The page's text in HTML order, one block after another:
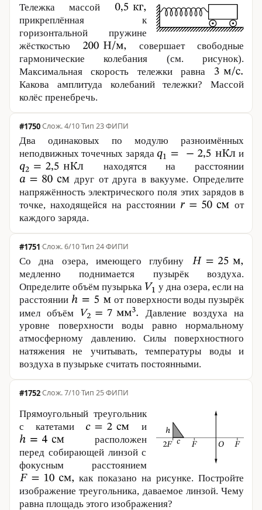
Тележка массой
прикреплённая к
горизонтальной пружине
жёсткостью
совершает свободные
гармонические колебания (см. рисунок).
Максимальная скорость тележки равна
Какова амплитуда колебаний тележки? Массой
колёс пренебречь.
#1750· 4/10·Тип 23·ФИПИ
Два одинаковых по модулю разноимённых
неподвижных точечных заряда
и
находятся на расстоянии
друг от друга в вакууме. Определите
напряжённость электрического поля этих зарядов в
точке, находящейся на расстоянии
от
каждого заряда.
#1751· 6/10·Тип 24·ФИПИ
Со дна озера, имеющего глубину
медленно поднимается пузырёк воздуха.
Определите объём пузырька
у дна озера, если на
расстоянии
от поверхности воды пузырёк
имел объём
Давление воздуха на
уровне поверхности воды равно нормальному
атмосферному давлению. Силы поверхностного
натяжения не учитывать, температуры воды и
воздуха в пузырьке считать постоянными.
#1752· 7/10·Тип 25·ФИПИ
Прямоугольный треугольник
с катетами
и
расположен
перед собирающей линзой с
фокусным расстоянием
как показано на рисунке. Постройте
изображение треугольника, даваемое линзой. Чему
равна площадь этого изображения?